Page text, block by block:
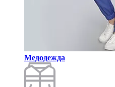
Медодежда